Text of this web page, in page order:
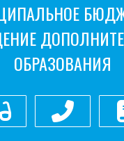
ОБРАЗОВАНИЯ
слабовидящихКонтакты